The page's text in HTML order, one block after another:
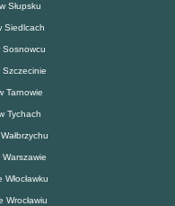
Słupsku
Siedlcach
Sosnowcu
Tarnowie
Tychach
Wrocławiu